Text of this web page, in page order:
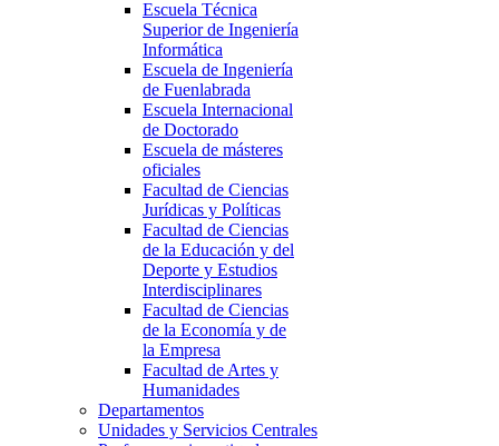
Escuela Técnica
Superior de Ingeniería
Informática
Escuela de Ingeniería
de Fuenlabrada
Escuela Internacional
de Doctorado
Escuela de másteres
oficiales
Facultad de Ciencias
Jurídicas y Políticas
Facultad de Ciencias
de la Educación y del
Deporte y Estudios
Interdisciplinares
Facultad de Ciencias
de la Economía y de
la Empresa
Facultad de Artes y
Humanidades
Departamentos
Unidades y Servicios Centrales